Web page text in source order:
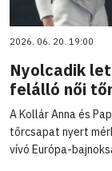
2026. 06. 20. 19:00
Nyolcadik
felálló női
A Kollár Anna és
tőrcsapat nyert
vívó Európa-